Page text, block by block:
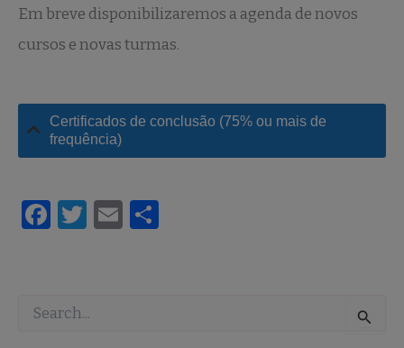
Em breve disponibilizaremos a agenda de novos
cursos e novas turmas.
Certificados de conclusão (75% ou mais de
frequência)
F
e
b
T
r
E
Pesquisar